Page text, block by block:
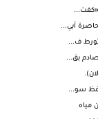
«كفت...
آبي...
بق...
سو...
مياه